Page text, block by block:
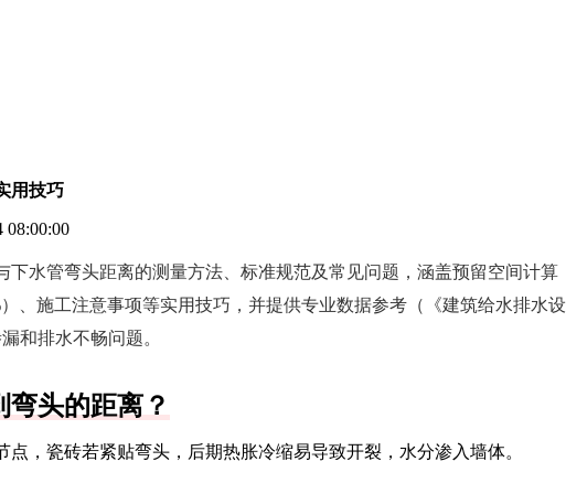
用技巧
08:00:00
下水管弯头距离的测量方法、标准规范及常见问题，涵盖预留空间计算
）、施工注意事项等实用技巧，并提供专业数据参考（《建筑给水排水设
和排水不畅问题。
头的距离？
，瓷砖若紧贴弯头，后期热胀冷缩易导致开裂，水分渗入墙体。